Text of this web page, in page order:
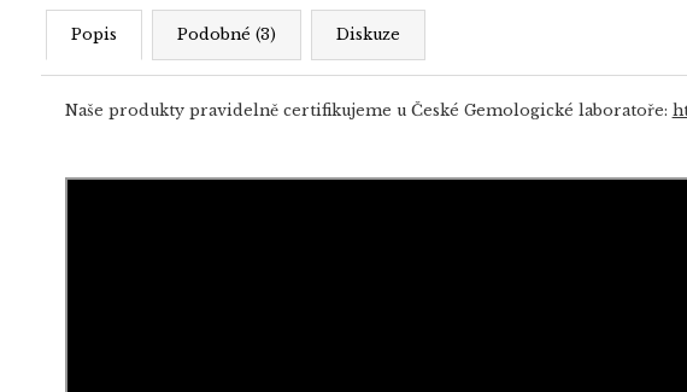
Popis Podobné (3) Diskuze
Naše produkty pravidelně certifikujeme u České Gemologické laboratoře: